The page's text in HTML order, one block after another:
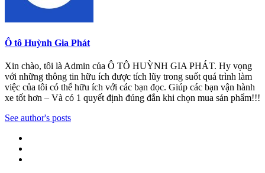
Ô tô Huỳnh Gia Phát
Xin chào, tôi là Admin của Ô TÔ HUỲNH GIA PHÁT. Hy vọng
với những thông tin hữu ích được tích lũy trong suốt quá trình làm
việc của tôi có thể hữu ích với các bạn đọc. Giúp các bạn vận hành
xe tốt hơn – Và có 1 quyết định đúng đắn khi chọn mua sản phẩm!!!
See author's posts